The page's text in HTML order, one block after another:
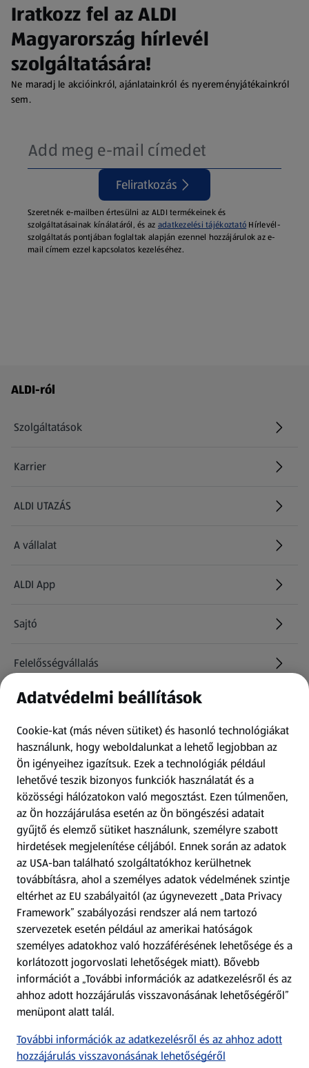
Iratkozz fel az ALDI
Magyarország hírlevél
szolgáltatására!
Ne maradj le akcióinkról, ajánlatainkról és nyereményjátékainkról
sem.
Feliratkozás
Szeretnék e-mailben értesülni az ALDI termékeinek és
szolgáltatásainak kínálatáról, és az adatkezelési tájékoztató Hírlevél-
szolgáltatás pontjában foglaltak alapján ezennel hozzájárulok az e-
mail címem ezzel kapcsolatos kezeléséhez.
Láblécmenü - további linkek
ALDI-ról
Szolgáltatások
Karrier
(új oldalon nyílik meg)
ALDI UTAZÁS
(új oldalon nyílik meg)
A vállalat
ALDI App
Sajtó
Felelősségvállalás
Információk
Kérdőív
Fizetési lehetőségek
ALDI utalványok
Árcsökkentés
Adattörlő alkalmazás
Szervizpont
(új oldalon nyílik meg)
Fedezz fel minket az interneten!
Töltsd le az ALDI Magyarország applikációt!
Adatvédelmi beállítások
Cookie-kat (más néven sütiket) és hasonló technológiákat
használunk, hogy weboldalunkat a lehető legjobban az
Ön igényeihez igazítsuk. Ezek a technológiák például
lehetővé teszik bizonyos funkciók használatát és a
közösségi hálózatokon való megosztást. Ezen túlmenően,
az Ön hozzájárulása esetén az Ön böngészési adatait
gyűjtő és elemző sütiket használunk, személyre szabott
hirdetések megjelenítése céljából. Ennek során az adatok
az USA-ban található szolgáltatókhoz kerülhetnek
továbbításra, ahol a személyes adatok védelmének szintje
eltérhet az EU szabályaitól (az úgynevezett „Data Privacy
Framework” szabályozási rendszer alá nem tartozó
szervezetek esetén például az amerikai hatóságok
személyes adatokhoz való hozzáférésének lehetősége és a
korlátozott jogorvoslati lehetőségek miatt). Bővebb
információt a „További információk az adatkezelésről és az
ahhoz adott hozzájárulás visszavonásának lehetőségéről”
menüpont alatt talál.
További információk az adatkezelésről és az ahhoz adott
hozzájárulás visszavonásának lehetőségéről